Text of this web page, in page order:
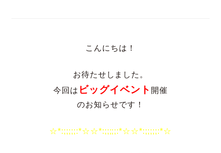
こんにちは！
お待たせしました。
今回は ビッグイベント 開催
のお知らせです！
☆*:;;;;;:*☆☆*:;;;;;:*☆☆*:;;;;;:*☆